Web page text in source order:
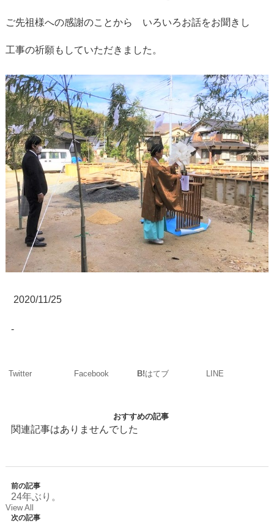
ご先祖様への感謝のことから いろいろお話をお聞きし
工事の祈願もしていただきました。
2020/11/25
-
Twitter Facebook B!はてブ LINE
おすすめの記事
関連記事はありませんでした
前の記事
24年ぶり。
View All
次の記事